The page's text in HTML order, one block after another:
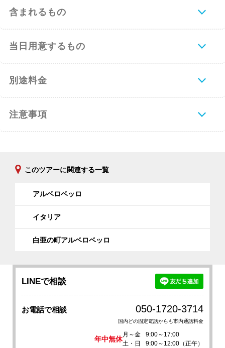
含まれるもの
当日用意するもの
別途料金
注意事項
このツアーに関連する一覧
アルベロベッロ
イタリア
白亜の町アルベロベッロ
LINEで相談
お電話で相談 050-1720-3714
国内どの固定電話からも市内通話料金
年中無休
月～金
9:00～17:00
土・日
9:00～12:00（正午）